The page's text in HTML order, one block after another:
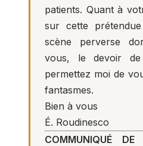
patients. Quant à
sur cette
scène perverse
vous, le devoir de
permettez moi de
fantasmes.
Bien à vous
É. Roudinesco
COMMUNIQUÉ